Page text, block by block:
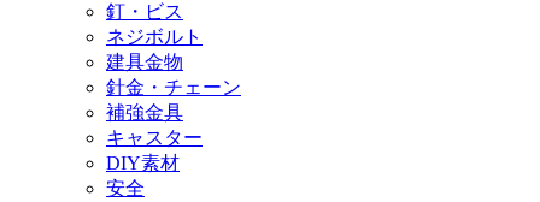
釘・ビス
ネジボルト
建具金物
針金・チェーン
補強金具
キャスター
DIY素材
安全